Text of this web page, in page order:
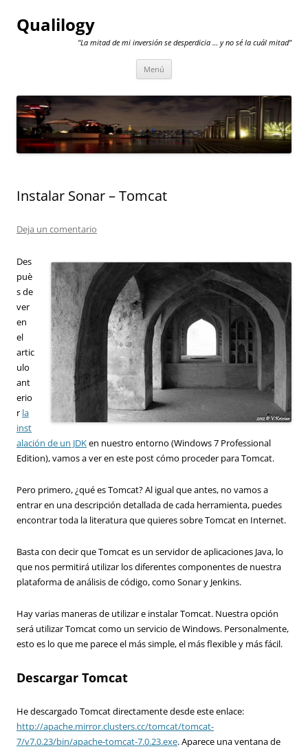
Qualilogy
"La mitad de mi inversión se desperdicia … y no sé la cuál mitad"
Menú
Instalar Sonar – Tomcat
Deja un comentario
Des
puè
s de
ver
en
el
artic
ulo
ant
erio
r la
inst
alación de un JDKen nuestro entorno (Windows 7 Professional
Edition), vamos a ver en este post cómo proceder para Tomcat.
Pero primero, ¿qué es Tomcat? Al igual que antes, no vamos a
entrar en una descripción detallada de cada herramienta, puedes
encontrar toda la literatura que quieres sobre Tomcat en Internet.
Basta con decir que Tomcat es un servidor de aplicaciones Java, lo
que nos permitirá utilizar los diferentes componentes de nuestra
plataforma de análisis de código, como Sonar y Jenkins.
Hay varias maneras de utilizar e instalar Tomcat. Nuestra opción
será utilizar Tomcat como un servicio de Windows. Personalmente,
esto es lo que me parece el más simple, el más flexible y más fácil.
Descargar Tomcat
He descargado Tomcat directamente desde este enlace:
http://apache.mirror.clusters.cc/tomcat/tomcat-
7/v7.0.23/bin/apache-tomcat-7.0.23.exe. Aparece una ventana de